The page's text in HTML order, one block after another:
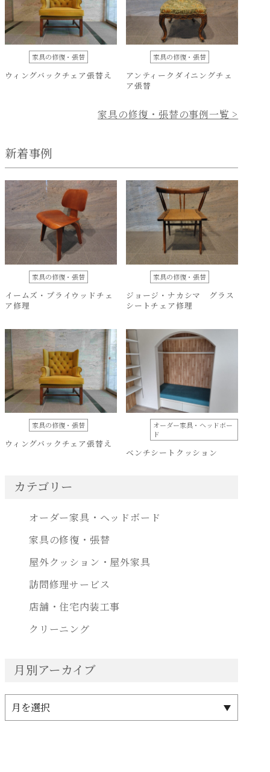
家具の修復・張替
ウィングバックチェア張替え
家具の修復・張替
アンティークダイニングチェ
ア張替
家具の修復・張替の事例一覧 >
新着事例
家具の修復・張替
イームズ・プライウッドチェ
ア修理
家具の修復・張替
ジョージ・ナカシマ グラス
シートチェア修理
家具の修復・張替
ウィングバックチェア張替え
オーダー家具・ヘッドボー
ド
ベンチシートクッション
カテゴリー
オーダー家具・ヘッドボード
家具の修復・張替
屋外クッション・屋外家具
訪問修理サービス
店舗・住宅内装工事
クリーニング
月別アーカイブ